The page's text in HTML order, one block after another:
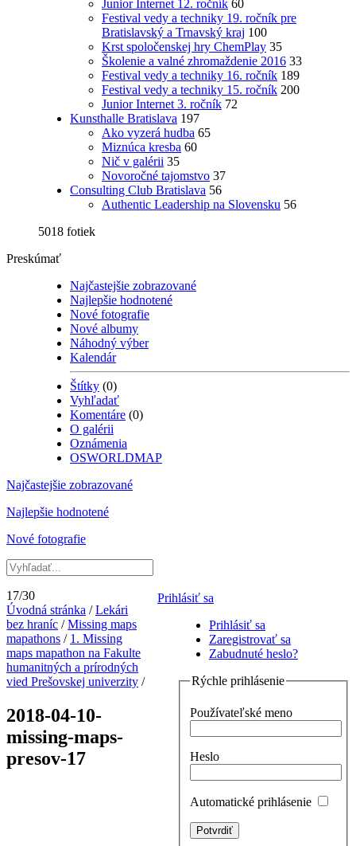
Junior Internet 12. ročník 60
Festival vedy a techniky 19. ročník pre
Bratislavský a Trnavský kraj 100
Krst spoločenskej hry ChemPlay 35
Školenie a valné zhromaždenie 2016 33
Festival vedy a techniky 16. ročník 189
Festival vedy a techniky 15. ročník 200
Junior Internet 3. ročník 72
Kunsthalle Bratislava 197
Ako vyzerá hudba 65
Miznúca kresba 60
Nič v galérii 35
Novoročné tajomstvo 37
Consulting Club Bratislava 56
Authentic Leadership na Slovensku 56
5018 fotiek
Preskúmať
Najčastejšie zobrazované
Najlepšie hodnotené
Nové fotografie
Nové albumy
Náhodný výber
Kalendár
Štítky (0)
Vyhľadať
Komentáre (0)
O galérii
Oznámenia
OSWORLDMAP
Najčastejšie zobrazované
Najlepšie hodnotené
Nové fotografie
Prihlásiť sa
Prihlásiť sa
Zaregistrovať sa
Zabudnuté heslo?
Rýchle prihlásenie
Používateľské meno
Heslo
Automatické prihlásenie
17/30
Úvodná stránka /Lekári
bez hraníc /Missing maps
mapathons / 1. Missing
maps mapathon na Fakulte
humanitných a prírodných
vied Prešovskej univerzity /
2018-04-10-
missing-maps-
presov-17